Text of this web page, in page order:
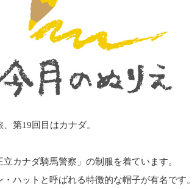
第19回目はカナダ。
カナダ騎馬警察」の制服を着ています。
ハットと呼ばれる特徴的な帽子が有名です。